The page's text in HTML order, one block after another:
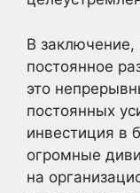
В заключение,
постоянное
это
постоянных
инвестиция в
огромные
на